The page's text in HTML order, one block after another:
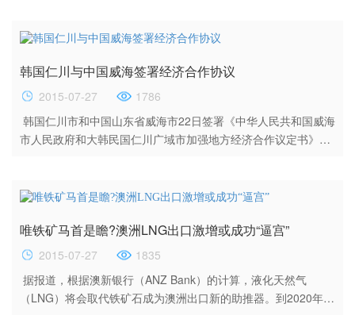
单?向海关申请补办的，出口企业须在六个月内向海关提出补办
退税的地（市）国家...
韩国仁川与中国威海签署经济合作协议
2015-07-27
1786
韩国仁川市和中国山东省威海市22日签署《中华人民共和国威海
市人民政府和大韩民国仁川广域市加强地方经济合作议定书》，
22日上午在松岛国际都市东北亚贸易塔（NEATT）会见到访的威
务、科技合作、医疗卫生、旅游文化和体育交流等14个领域...
唯铁矿马首是瞻?澳洲LNG出口激增或成功“逼宫”
2015-07-27
1835
据报道，根据澳新银行（ANZ Bank）的计算，液化天然气
（LNG）将会取代铁矿石成为澳洲出口新的助推器。到2020年，